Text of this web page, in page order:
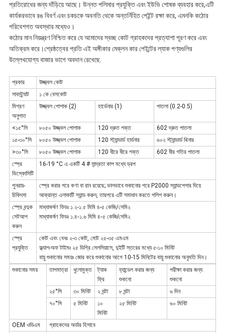
প্রতিরোধের জন্য দাঁড়িয়ে আছে। উন্নত পলিমার প্রযুক্তি এবং ইউভি শোষক ব্যবহার করে,এটি
কার্যকরভাবে রঙ বিবর্ণ এবং চকচকে অবনতি থেকে অন্তর্নিহিত পেইন্ট রক্ষা করে, এমনকি কঠোর
পরিবেশগত অবস্থার মধ্যেও।
কঠোর মান নিয়ন্ত্রণ নিশ্চিত করে যে আমাদের স্বচ্ছ কোট গ্রাহকদের প্রত্যাশা পূরণ করে এবং
অতিক্রম করে।শ্রেষ্ঠত্বের প্রতি এই অঙ্গীকার মেক্লন কার পেইন্টের ল্যাক পণ্যগুলির
উল্লেখযোগ্য বাজার ভাগে অবদান রেখেছে.
প্রকার
উজ্জ্বল কোট
সাবস্ট্র্যাট
১ কে বেসকোট
মিশ্রণ
অনুপাত
উজ্জ্বল পোশাক (2) হার্ডেনার (1) পাতলা (0.2-0.5)
<১৫°সি ৮০৫০ উজ্জ্বল পোশাক 120 দ্রুত শক্ত
602 দ্রুত পাতলা
১৫-৩০°সি
৮০৫০ উজ্জ্বল পোশাক 120 স্ট্যান্ডার্ড হার্ডনার
৬০২ স্ট্যান্ডার্ড থিনার
>৩০°সি
৮০৫০ উজ্জ্বল পোশাক 120 ধীরে ধীরে শক্ত
602 ধীর গতির পাতলা
স্প্রে
ভিস্কোসিটি
16-19 °C এ একটি 4 # সান্দ্রতা কাপ মধ্যে ড্রপ
পুনরায়-
চিকিৎসা
স্প্রে করার পরে কণা বা রান রয়েছে; ভালভাবে শুকানোর পরে P2000 স্যান্ডপেপার দিয়ে
আক্রান্ত এলাকাটি স্যান্ড করুন, তারপরে এটি সমাধান করতে পলিশ করুন।
স্প্রে বন্দুক
সেটআপ
করুন
মাধ্যাকর্ষণ ফিডঃ ১.২-১.৫ মিমি ৪-৫ কেজি/সেমি২
মাধ্যাকর্ষণ ফিডঃ ১.৪-১.৬ মিমি ৪-৫ কেজি/সেমি২
স্প্রে
প্রযুক্তি
কোট এবং বেধঃ ২-৩ কোট, মোট ২৫-৩৫ এমএম
ফ্ল্যাশ-অফ টাইমঃ ২৫ ডিগ্রি সেলসিয়াসে, দুইটি স্তরের মধ্যে ৫-১০ মিনিট
বায়ু শুকানোর সময়ঃ জোর করে শুকানোর আগে 10-15 মিনিটের বায়ু শুকানোর অনুমতি দিন।
শুকানোর সময়
তাপমাত্রা ধুলোমুক্ত
ট্যাক
ফ্রি
হ্যান্ডেল করার জন্য
শুকনো
পরীক্ষা করার জন্য
শুকনো
২৫°সি
৩০ মিনিট ২ ঘন্টা ৮ ঘন্টা
৬ দিন
৭০°সি
৫ মিনিট
১০
মিনিট
২৫ মিনিট ৬০ মিনিট
OEM ওডিএম
গ্রাহকদের অর্ডার হিসাবে